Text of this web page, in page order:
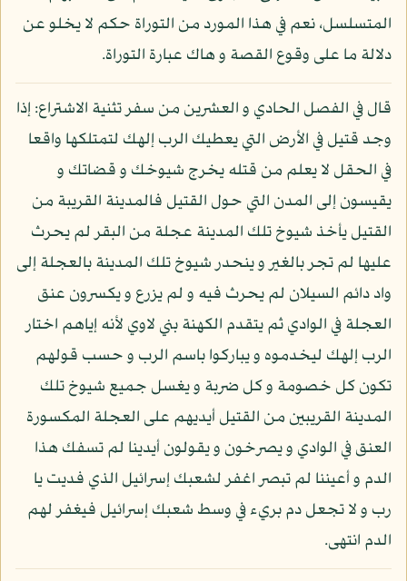
المتسلسل، نعم في هذا المورد من التوراة حكم لا يخلو عن
دلالة ما على وقوع القصة و هاك عبارة التوراة.
قال في الفصل الحادي و العشرين من سفر تثنية الاشتراع: إذا
وجد قتيل في الأرض التي يعطيك الرب إلهك لتمتلكها واقعا
في الحقل لا يعلم من قتله يخرج شيوخك و قضاتك و
يقيسون إلى المدن التي حول القتيل فالمدينة القريبة من
القتيل يأخذ شيوخ تلك المدينة عجلة من البقر لم يحرث
عليها لم تجر بالغير و ينحدر شيوخ تلك المدينة بالعجلة إلى
واد دائم السيلان لم يحرث فيه و لم يزرع و يكسرون عنق
العجلة في الوادي ثم يتقدم الكهنة بني لاوي لأنه إياهم اختار
الرب إلهك ليخدموه و يباركوا باسم الرب و حسب قولهم
تكون كل خصومة و كل ضربة و يغسل جميع شيوخ تلك
المدينة القريبين من القتيل أيديهم على العجلة المكسورة
العنق في الوادي و يصرخون و يقولون أيدينا لم تسفك هذا
الدم و أعيننا لم تبصر اغفر لشعبك إسرائيل الذي فديت يا
رب و لا تجعل دم بريء في وسط شعبك إسرائيل فيغفر لهم
الدم انتهى.